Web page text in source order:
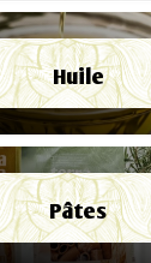
Huile
Pâtes